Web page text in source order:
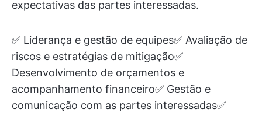
expectativas das partes interessadas.
✅ Liderança e gestão de equipes✅ Avaliação de
riscos e estratégias de mitigação✅
Desenvolvimento de orçamentos e
acompanhamento financeiro✅ Gestão e
comunicação com as partes interessadas✅